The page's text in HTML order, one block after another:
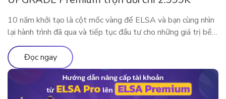
10 năm khởi tạo là cột mốc vàng để ELSA và bạn cùng nhìn
lại hành trình đã qua và tiếp tục đầu tư cho những giá trị bền
vững. Nhân dịp kỷ niệm sinh nhật thập kỷ rực rỡ, ELSA
Speak mang đến đặc quyền nâng cấp lớn nhất từ trước đến
nay, dành […]
Đọc ngay